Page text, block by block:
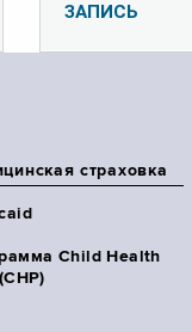
ЗАПИСЬ
страховка
Child Health